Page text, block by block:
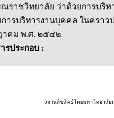
ณราชวิทยาลัย ว่าด้วยการบ
การบริหารงานบุคคล ในครา
าคม พ.ศ. ๒๕๔๒
รประกอบ :
สงวนลิขสิทธ์โดยมหาวิทยาลั